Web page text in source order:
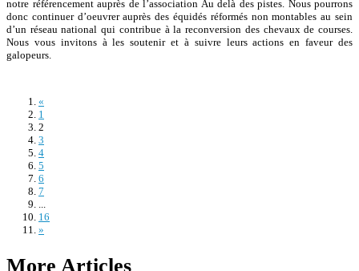
notre référencement auprès de l’association Au delà des pistes. Nous pourrons
donc continuer d’oeuvrer auprès des équidés réformés non montables au sein
d’un réseau national qui contribue à la reconversion des chevaux de courses.
Nous vous invitons à les soutenir et à suivre leurs actions en faveur des
galopeurs.
«
1
2
3
4
5
6
7
...
16
»
Posts
More Articles